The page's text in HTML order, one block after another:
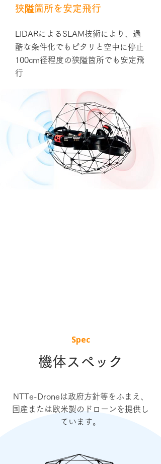
狭隘箇所を安定飛行
LIDARによるSLAM技術により、過
酷な条件化でもピタリと空中に停止
100cm径程度の狭隘箇所でも安定飛
行
Spec
機体スペック
NTTe-Droneは政府方針等をふまえ、
国産または欧米製のドローンを提供し
ています。